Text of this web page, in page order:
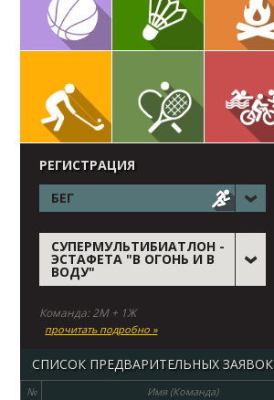
РЕГИСТРАЦИЯ
БЕГ
СУПЕРМУЛЬТИБИАТЛОН -
ЭСТАФЕТА "В ОГОНЬ И В
ВОДУ"
Команда: 2М + 1Ж
прочитать подробно »
СПИСОК ПРЕДВАРИТЕЛЬНЫХ ЗАЯВОК
№ Имя (Команда)